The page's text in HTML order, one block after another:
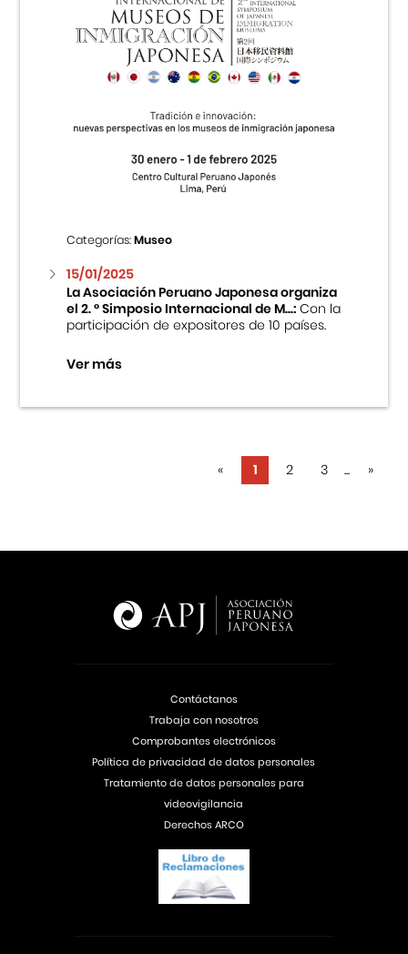
Categorías:Museo
15/01/2025
La Asociación Peruano Japonesa organiza
el 2. ° Simposio Internacional de M...:Con la
participación de expositores de 10 países.
Ver más
« 1 2 3 ... »
Contáctanos
Trabaja con nosotros
Comprobantes electrónicos
Política de privacidad de datos personales
Tratamiento de datos personales para
videovigilancia
Derechos ARCO